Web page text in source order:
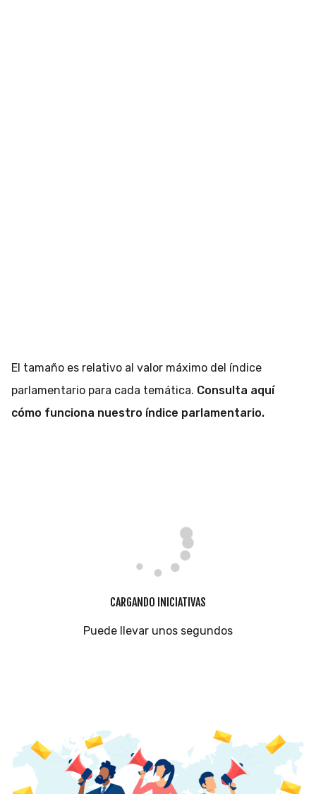
El tamaño es relativo al valor máximo del índice
parlamentario para cada temática. Consulta aquí
cómo funciona nuestro índice parlamentario.
CARGANDO INICIATIVAS
Puede llevar unos segundos